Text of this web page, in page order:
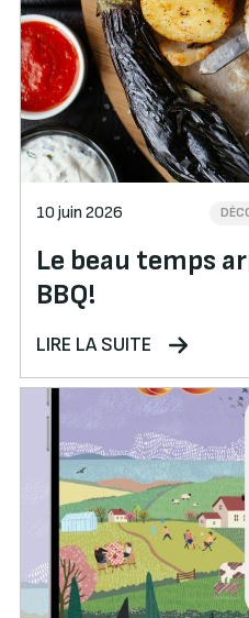
10 juin 2026
Le beau temps
BBQ!
LIRE LA SUITE